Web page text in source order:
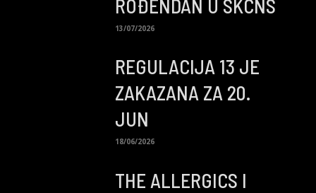
ROĐENDAN U SKCNS
13/07/2026
REGULACIJA 13 JE
ZAKAZANA ZA 20.
JUN
18/06/2026
THE ALLERGICS I